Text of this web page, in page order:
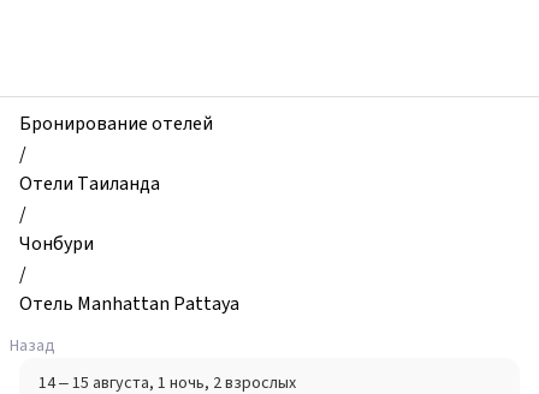
Отель
Manhattan
Pattaya,
Чонбури,
Таиланд
Бронирование отелей
/
Отели Таиланда
/
Чонбури
/
Отель Manhattan Pattaya
Назад
14 – 15 августа, 1 ночь, 2 взрослых